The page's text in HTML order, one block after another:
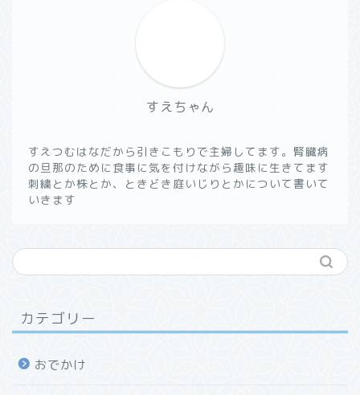
すえちゃん
すえつむはなだから引きこもりで主婦してます。腎臓病
の旦那のために食事に気を付けながら趣味に生きてます
刺繍とか株とか、ときどき庭いじりとかについて書いて
いきます
カテゴリー
おでかけ